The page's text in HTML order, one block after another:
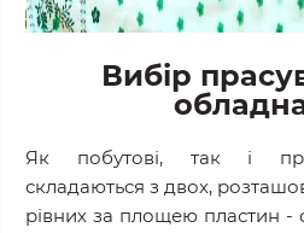
Вибір
Як побутові, так і
складаються з двох,
рівних за площею пластин -